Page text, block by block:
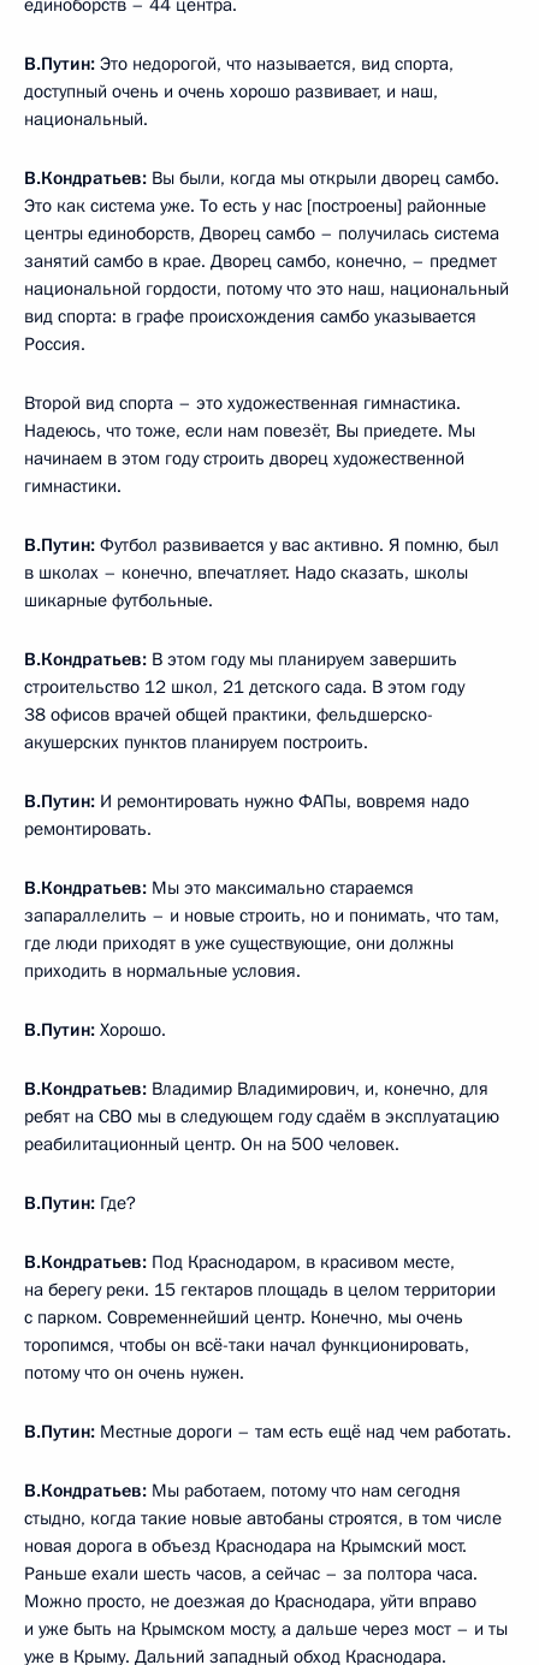
единоборств – 44 центра.
В.Путин: Это недорогой, что называется, вид спорта,
доступный очень и очень хорошо развивает, и наш,
национальный.
В.Кондратьев: Вы были, когда мы открыли дворец самбо.
Это как система уже. То есть у нас [построены] районные
центры единоборств, Дворец самбо – получилась система
занятий самбо в крае. Дворец самбо, конечно, – предмет
национальной гордости, потому что это наш, национальный
вид спорта: в графе происхождения самбо указывается
Россия.
Второй вид спорта – это художественная гимнастика.
Надеюсь, что тоже, если нам повезёт, Вы приедете. Мы
начинаем в этом году строить дворец художественной
гимнастики.
В.Путин: Футбол развивается у вас активно. Я помню, был
в школах – конечно, впечатляет. Надо сказать, школы
шикарные футбольные.
В.Кондратьев: В этом году мы планируем завершить
строительство 12 школ, 21 детского сада. В этом году
38 офисов врачей общей практики, фельдшерско-
акушерских пунктов планируем построить.
В.Путин: И ремонтировать нужно ФАПы, вовремя надо
ремонтировать.
В.Кондратьев: Мы это максимально стараемся
запараллелить – и новые строить, но и понимать, что там,
где люди приходят в уже существующие, они должны
приходить в нормальные условия.
В.Путин: Хорошо.
В.Кондратьев: Владимир Владимирович, и, конечно, для
ребят на СВО мы в следующем году сдаём в эксплуатацию
реабилитационный центр. Он на 500 человек.
В.Путин: Где?
В.Кондратьев: Под Краснодаром, в красивом месте,
на берегу реки. 15 гектаров площадь в целом территории
с парком. Современнейший центр. Конечно, мы очень
торопимся, чтобы он всё-таки начал функционировать,
потому что он очень нужен.
В.Путин: Местные дороги – там есть ещё над чем работать.
В.Кондратьев: Мы работаем, потому что нам сегодня
стыдно, когда такие новые автобаны строятся, в том числе
новая дорога в объезд Краснодара на Крымский мост.
Раньше ехали шесть часов, а сейчас – за полтора часа.
Можно просто, не доезжая до Краснодара, уйти вправо
и уже быть на Крымском мосту, а дальше через мост – и ты
уже в Крыму. Дальний западный обход Краснодара.